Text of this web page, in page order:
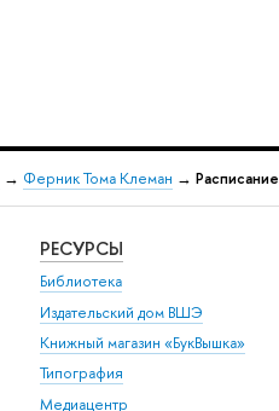
→ Ферник Тома Клеман → Расписание
РЕСУРСЫ
Библиотека
Издательский дом ВШЭ
Книжный магазин «БукВышка»
Типография
Медиацентр